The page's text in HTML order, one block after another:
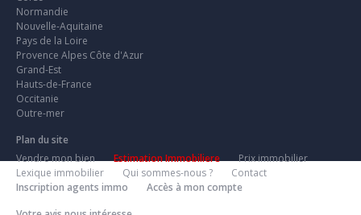
Normandie
Nouvelle-Aquitaine
Pays de la Loire
Provence Alpes Côte d'Azur
Grand-Est
Hauts-de-France
Occitanie
Outre-mer
Plan du site
Vendre mon bien
Estimation Immobiliere
Prix immobilier
Lexique immobilier
Qui sommes-nous ?
Contact
Inscription agents immo
Accès à mon compte